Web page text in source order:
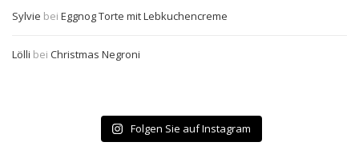
Sylvie bei Eggnog Torte mit Lebkuchencreme
Lölli bei Christmas Negroni
Folgen Sie auf Instagram